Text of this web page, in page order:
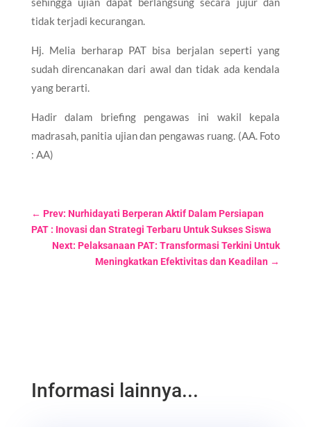
tidak terjadi kecurangan.
Hj. Melia berharap PAT bisa berjalan seperti yang
sudah direncanakan dari awal dan tidak ada kendala
yang berarti.
Hadir dalam briefing pengawas ini wakil kepala
madrasah, panitia ujian dan pengawas ruang. (AA. Foto
: AA)
← Prev: Nurhidayati Berperan Aktif Dalam Persiapan
PAT : Inovasi dan Strategi Terbaru Untuk Sukses Siswa
Next: Pelaksanaan PAT: Transformasi Terkini Untuk
Meningkatkan Efektivitas dan Keadilan →
Informasi lainnya...